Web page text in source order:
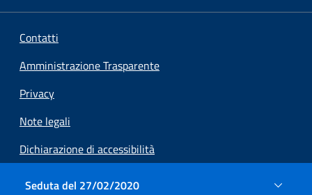
Seduta del 27/02/2020
Contatti
Amministrazione Trasparente
Privacy
Note legali
Dichiarazione di accessibilità
Preferenze cookie